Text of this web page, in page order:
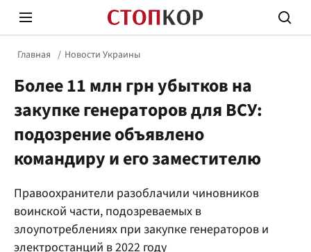
Стоп Политической Коррупции
Политика
Главная Новости Украины
Более 11 млн грн убытков на
закупке генераторов для ВСУ:
подозрение объявлено
командиру и его заместителю
Правоохранители разоблачили чиновников
воинской части, подозреваемых в
злоупотреблениях при закупке генераторов и
электростанций в 2022 году